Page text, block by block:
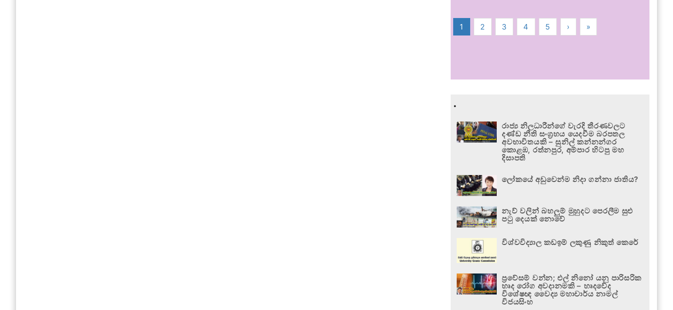
1 2 3 4 5 › »
.
රාජ්‍ය නිලධාරීන්ගේ වැරදි තීරණවලට
දණ්ඩ නීති සංග්‍රහය යෙදවීම බරපතල
අවභාවිතයකි – සුනිල් කන්නන්ගර
කොළඹ, රත්නපුර, අම්පාර හිටපු මහ
දිසාපති
ලෝකයේ අඩුවෙන්ම නිදා ගන්නා ජාතිය?
නැව් වලින් බහලුම් මුහුදට පෙරලීම සුළු
පටු දෙයක් නොවේ
විශ්වවිද්‍යාල කඩඉම් ලකුණු නිකුත් කෙරේ
ප්‍රවේසම් වන්න; එල් නිනෝ යනු පාරිසරික
හෘද රෝග අවදානමකි – හෘදවේද
විශේෂඥ වෛද්‍ය මහාචාර්ය නාමල්
විජයසිංහ